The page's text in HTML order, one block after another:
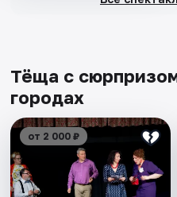
Тёща с
городах
от 2 000 ₽